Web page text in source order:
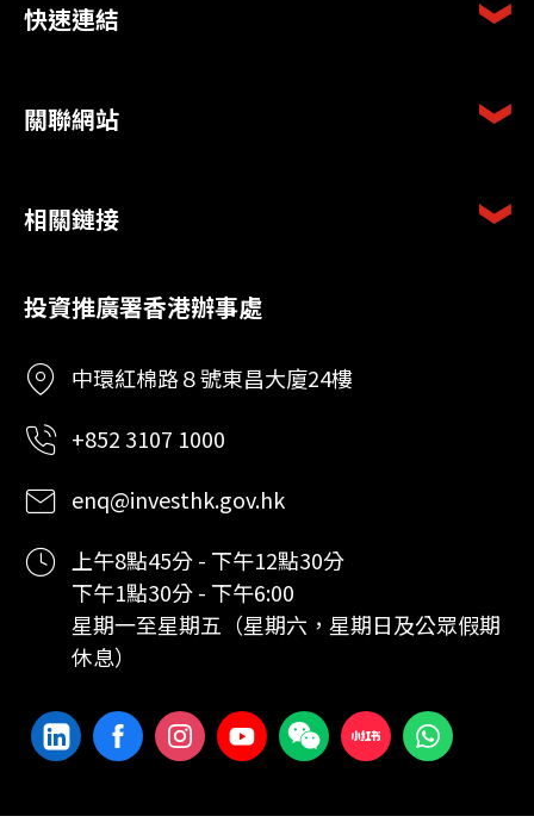
快速連結
關聯網站
相關鏈接
投資推廣署香港辦事處
中環紅棉路８號東昌大廈24樓
+852 3107 1000
enq@investhk.gov.hk
上午8點45分 - 下午12點30分
下午1點30分 - 下午6:00
星期一至星期五（星期六，星期日及公眾假期
休息）